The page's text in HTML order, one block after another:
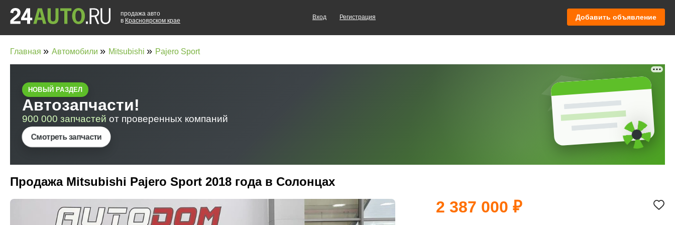
продажа авто
в Красноярском крае
Вход Регистрация Добавить объявление
Главная » Автомобили » Mitsubishi » Pajero Sport
Продажа Mitsubishi Pajero Sport 2018 года в Солонцах
2 387 000